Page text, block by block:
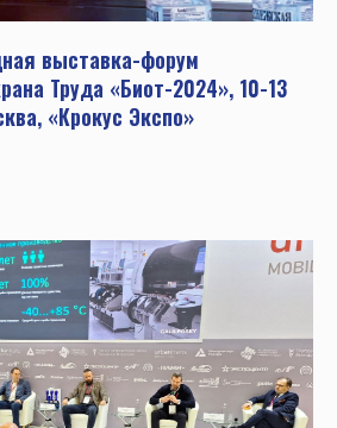
выставка-форум
Труда «Биот-2024», 10-13
«Крокус Экспо»